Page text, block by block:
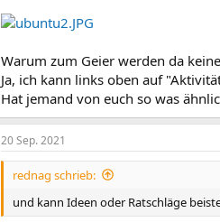
Warum zum Geier werden da
Ja, ich kann links oben auf
Hat jemand von euch so was
20 Sep. 2021
rednag schrieb:
und kann Ideen oder Ratschläge